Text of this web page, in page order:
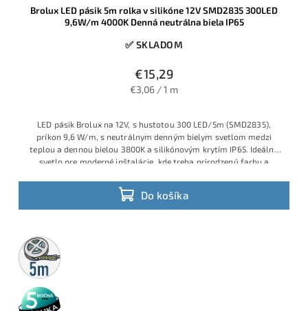
Brolux LED pásik 5m rolka v silikóne 12V SMD2835 300LED
9,6W/m 4000K Denná neutrálna biela IP65
✅ SKLADOM
€15,29
€3,06 / 1 m
Do košíka
LED pásik Brolux na 12V, s hustotou 300 LED/5m (SMD2835),
príkon 9,6 W/m, s neutrálnym denným bielym svetlom medzi
teplou a dennou bielou 3800K a silikónovým krytím IP65. Ideálne
svetlo pre moderné inštalácie, kde treba prirodzenú farbu a
5m
rolka
5 rokov
záruka